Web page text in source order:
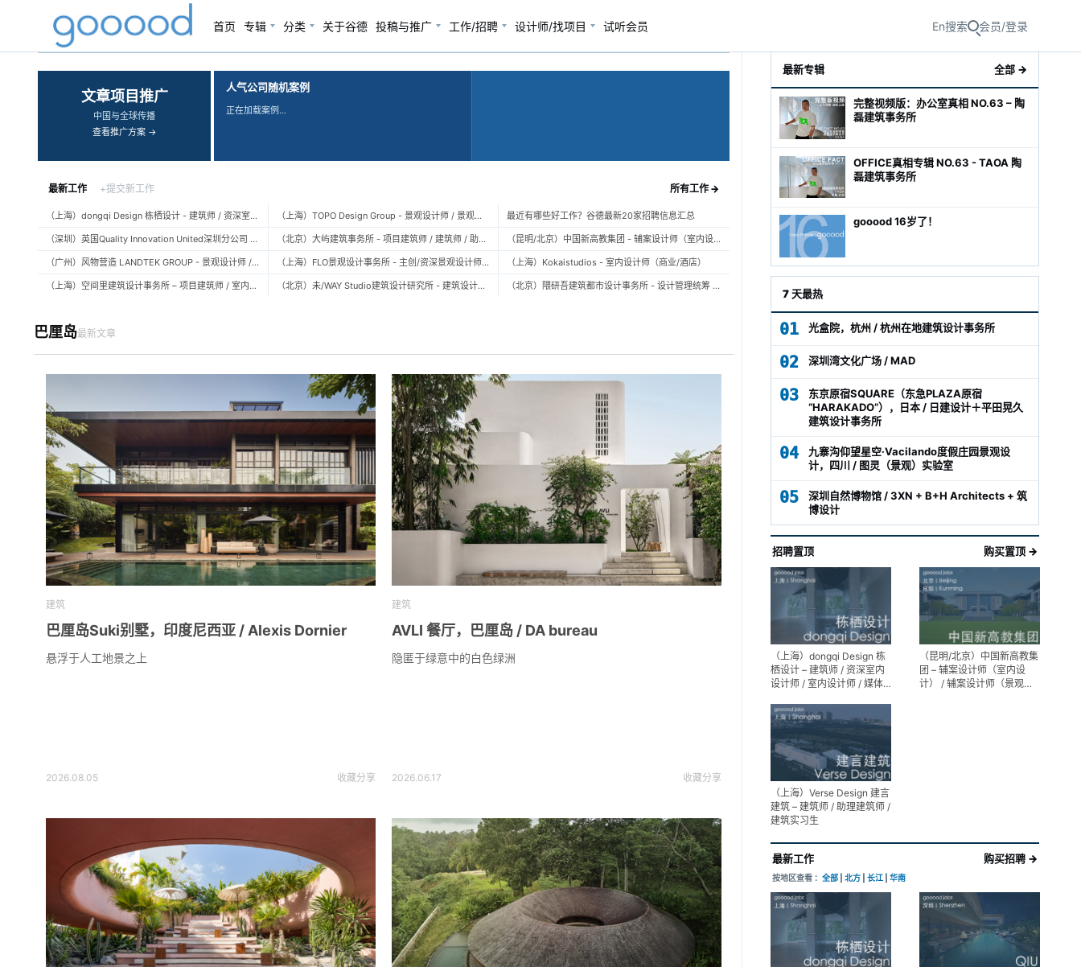
首页 专辑 分类 关于谷德 投稿与推广 工作/招聘 设计师/找项目 试听会员 En搜索 会员/登录
‹ ›
文章项目推广
中国与全球传播
查看推广方案 →
人气公司随机案例
正在加载案例…
最新工作 +提交新工作 所有工作 →
（上海）dongqi Design 栋栖设计 - 建筑师 / 资深室内设计师 / 室内设计师 / 媒体及公共关系主管 / 设计实习生（常年招聘）
（深圳）英国Quality Innovation United深圳分公司 - 建筑设计师 / 资深建筑设计师 / 室内设计师 / 设计实习生
（广州）风物营造 LANDTEK GROUP - 景观设计师 / 植物设计师 / 品牌运营 / 实习生
（上海）空间里建筑设计事务所 – 项目建筑师 / 室内设计师 / 实习生（建筑/室内）
（上海）TOPO Design Group - 景观设计师 / 景观后期设计师 / 景观实习生
（北京）大屿建筑事务所 - 项目建筑师 / 建筑师 / 助理建筑师 / 实习建筑师
（上海）FLO景观设计事务所 - 主创/资深景观设计师 / 景观设计师 / 设计实习生 / 商务行政助理 / 助理施工图设计师
（北京）未/WAY Studio建筑设计研究所 - 建筑设计师 / 助理设计师/初级设计师 / 实习生 / 办公室行政与商务助理
最近有哪些好工作？谷德最新20家招聘信息汇总
（昆明/北京）中国新高教集团 - 辅案设计师（室内设计） / 辅案设计师（景观设计）/ 生活空间组长/教学空间组长 / 平面设计高级经理 / 展陈设计高级经理
（上海）Kokaistudios - 室内设计师（商业/酒店）
（北京）隈研吾建筑都市设计事务所 - 设计管理统筹 / 全职建筑设计师 / 实习生
巴厘岛最新文章
建筑
巴厘岛Suki别墅，印度尼西亚 / Alexis Dornier
悬浮于人工地景之上
2026.08.05 收藏分享
建筑
AVLI 餐厅，巴厘岛 / DA bureau
隐匿于绿意中的白色绿洲
2026.06.17 收藏分享
最新专辑 全部 →
完整视频版：办公室真相 NO.63 – 陶
磊建筑事务所
OFFICE真相专辑 NO.63 - TAOA 陶
磊建筑事务所
gooood 16岁了！
7 天最热
01 光盒院，杭州 / 杭州在地建筑设计事务所
02 深圳湾文化广场 / MAD
03
东京原宿SQUARE（东急PLAZA原宿
“HARAKADO”），日本 / 日建设计＋平田晃久
建筑设计事务所
04
九寨沟仰望星空·Vacilando度假庄园景观设
计，四川 / 图灵（景观）实验室
05
深圳自然博物馆 / 3XN + B+H Architects + 筑
博设计
招聘置顶 购买置顶 →
（上海）dongqi Design 栋
栖设计 – 建筑师 / 资深室内
设计师 / 室内设计师 / 媒体
生（常年招聘）
（昆明/北京）中国新高教集
团 – 辅案设计师（室内设
计） / 辅案设计师（景观设
（上海）Verse Design 建言
建筑 – 建筑师 / 助理建筑师 /
建筑实习生
最新工作 购买招聘 →
按地区查看 ： 全部 北方 长江 华南